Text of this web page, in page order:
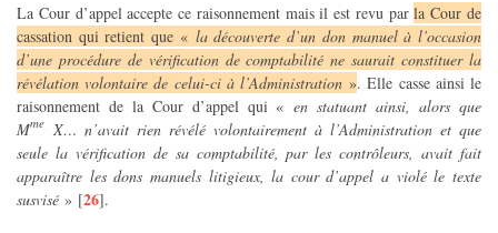
La Cour d’appel accepte ce raisonnement mais il est revu parla Cour de
cassation qui retient que « la découverte d’un don manuel à l’occasion
d’une procédure de vérification de comptabilité ne saurait constituer la
révélation volontaire de celui-ci à l’Administration ». Elle casse ainsi le
raisonnement de la Cour d’appel qui «en statuant ainsi, alors que
Mme X… n’avait rien révélé volontairement à l’Administration et que
seule la vérification de sa comptabilité, par les contrôleurs, avait fait
apparaître les dons manuels litigieux, la cour d’appel a violé le texte
susvisé » [26].